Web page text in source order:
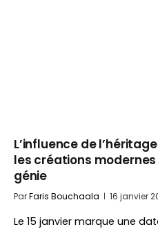
L’influence de
les créations modernes
génie
ParFaris Bouchaala 16 janvier
Le 15 janvier marque une